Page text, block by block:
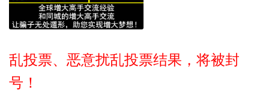
乱投票、恶意扰乱投票结果，将被封
号！